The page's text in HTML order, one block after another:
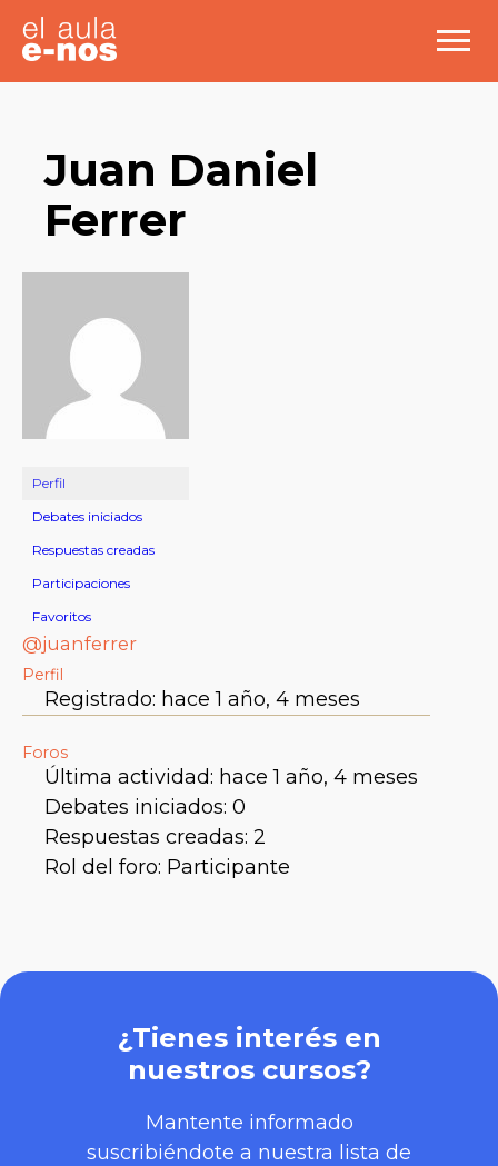
Juan Daniel
Ferrer
Perfil
Debates iniciados
Respuestas creadas
Participaciones
Favoritos
@juanferrer
Perfil
Registrado: hace 1 año, 4 meses
Foros
Última actividad: hace 1 año, 4 meses
Debates iniciados: 0
Respuestas creadas: 2
Rol del foro: Participante
¿Tienes interés en
nuestros cursos?
Mantente informado
suscribiéndote a nuestra lista de